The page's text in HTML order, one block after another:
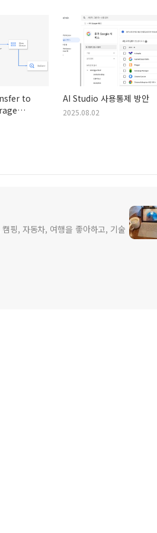
to
AI Studio 사용통제 방안
2025.08.02
, 자동차, 여행을 좋아하고, 기술